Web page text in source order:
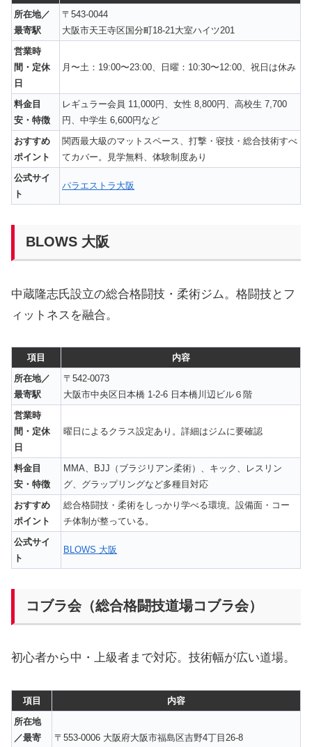
所在地／
最寄駅
〒543-0044
大阪市天王寺区国分町18-21大室ハイツ201
営業時
間・定休
日
月〜土：19:00〜23:00、日曜：10:30〜12:00、祝日は休み
料金目
安・特徴
レギュラー会員 11,000円、女性 8,800円、高校生 7,700
円、中学生 6,600円など
おすすめ
ポイント
関西最大級のマットスペース、打撃・寝技・総合技術すべ
てカバー。見学無料、体験制度あり
公式サイ
ト
パラエストラ大阪
BLOWS 大阪
中蔵隆志氏設立の総合格闘技・柔術ジム。格闘技とフ
ィットネスを融合。
項目
内容
所在地／
最寄駅
〒542-0073
大阪市中央区日本橋 1-2-6 日本橋川辺ビル６階
営業時
間・定休
日
曜日によるクラス設定あり。詳細はジムに要確認
料金目
安・特徴
MMA、BJJ（ブラジリアン柔術）、キック、レスリン
グ、グラップリングなど多種目対応
おすすめ
ポイント
総合格闘技・柔術をしっかり学べる環境。設備面・コー
チ体制が整っている。
公式サイ
ト
BLOWS 大阪
コブラ会（総合格闘技道場コブラ会）
初心者から中・上級者まで対応。技術幅が広い道場。
項目
内容
所在地
／最寄
〒553-0006 大阪府大阪市福島区吉野4丁目26-8